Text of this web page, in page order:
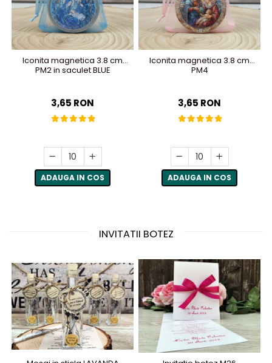
Iconita magnetica 3.8 cm
PM2 in saculet BLUE
3,65 RON
ADAUGA IN COS
Iconita magnetica 3.8 cm
PM4
3,65 RON
ADAUGA IN COS
INVITATII BOTEZ